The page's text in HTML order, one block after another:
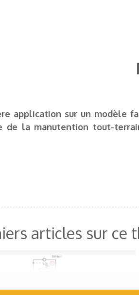
application sur un modèle
de la manutention tout-
articles sur ce